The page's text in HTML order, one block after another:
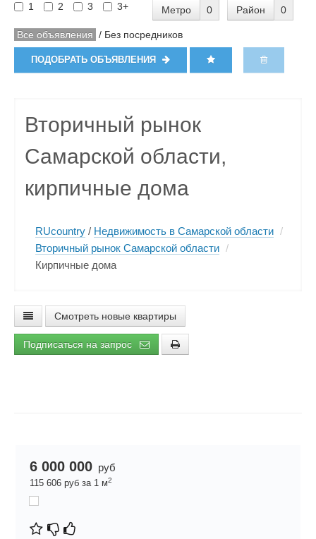
1
2 3 3+ Метро 0 Район 0
Все объявления / Без посредников
ПОДОБРАТЬ ОБЪЯВЛЕНИЯ
Вторичный рынок
Самарской области,
кирпичные дома
RUcountry / Недвижимость в Самарской области /
Вторичный рынок Самарской области /
Кирпичные дома
Смотреть новые квартиры
Подписаться на запрос
6 000 000 руб
115 606 руб за 1 м2